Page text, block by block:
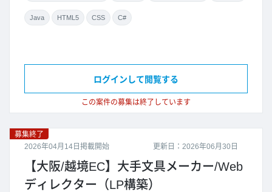
Java HTML5 CSS C#
この案件の募集は終了しています
ログインして閲覧する
更新日：2026年06月30日
募集終了
2026年04月14日掲載開始
【大阪/越境EC】大手文具メーカー/Web
ディレクター（LP構築）